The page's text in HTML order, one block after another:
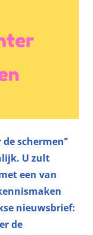
schermen’’
U zult
een van
nieuwsbrief:
de